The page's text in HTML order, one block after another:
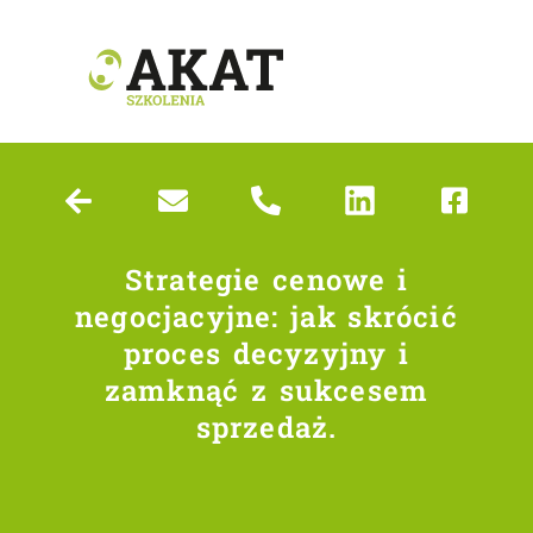
Strategie cenowe i
negocjacyjne: jak skrócić
proces decyzyjny i
zamknąć z sukcesem
sprzedaż.